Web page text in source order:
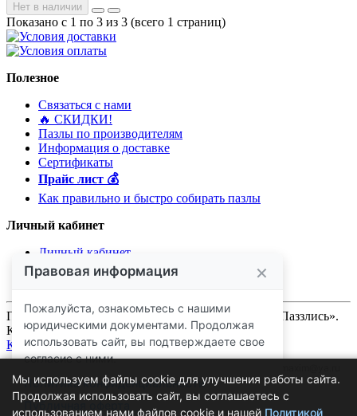
Нет в наличии
Показано с 1 по 3 из 3 (всего 1 страниц)
Полезное
Связаться с нами
🔥 ️СКИДКИ!
Пазлы по производителям
Информация о доставке
Сертификаты
Прайс лист 💰
Как правильно и быстро собирать пазлы
Личный кабинет
Личный кабинет
История заказов
Мои закладки
Пазлы в Нижнем Новгороде - интернет магазин «Паззлись».
Купить пазлы с доставкой на дом.
Качественное продвижение сайтов.
Мы используем файлы cookie для улучшения работы сайта.
Продолжая использовать сайт, вы соглашаетесь с
использованием нами файлов cookie и нашей Политикой